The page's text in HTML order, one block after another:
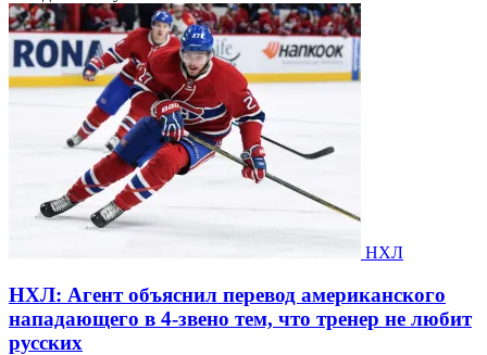
НХЛ
НХЛ: Агент объяснил перевод американского
нападающего в 4-звено тем, что тренер не любит
русских